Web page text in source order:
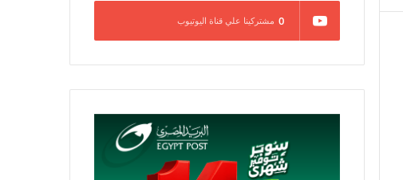
0 مشتركينا علي قناة اليوتيوب